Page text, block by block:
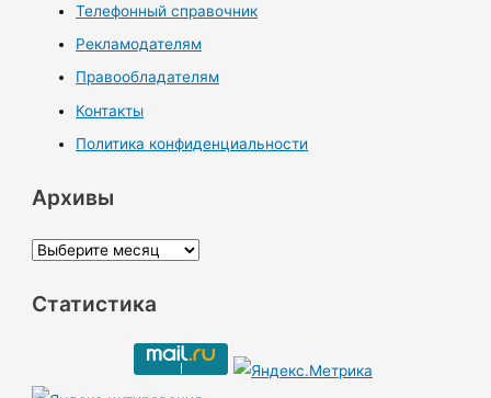
Телефонный справочник
Рекламодателям
Правообладателям
Контакты
Политика конфиденциальности
Архивы
А
х
Статистика